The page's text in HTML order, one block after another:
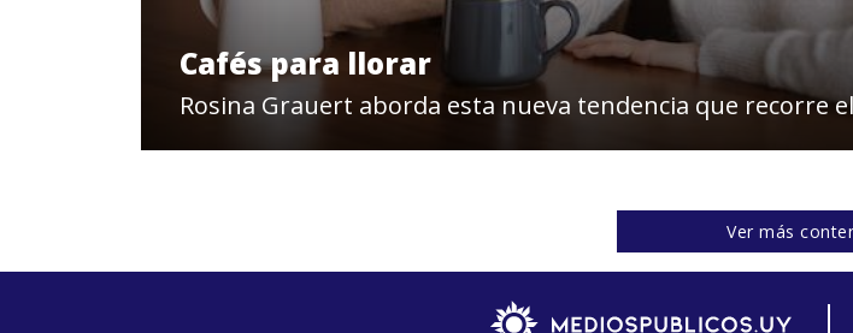
Cafés para llorar
Rosina Grauert aborda esta nueva tendencia que recorre
Ver más